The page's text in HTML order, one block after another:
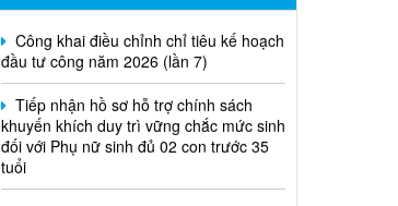
Công khai điều chỉnh chỉ tiêu kế hoạch
đầu tư công năm 2026 (lần 7)
Tiếp nhận hồ sơ hỗ trợ chính sách
khuyến khích duy trì vững chắc mức sinh
đối với Phụ nữ sinh đủ 02 con trước 35
tuổi